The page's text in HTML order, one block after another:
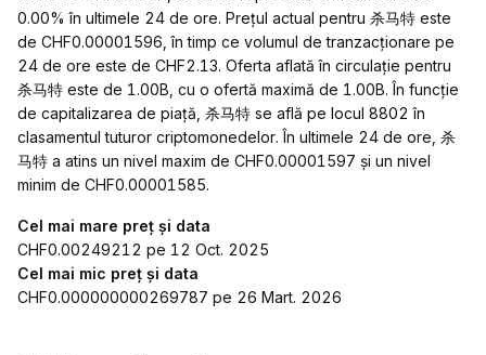
0.00% în ultimele 24 de ore. Prețul actual pentru 杀马特 este
de CHF0.00001596, în timp ce volumul de tranzacționare pe
24 de ore este de CHF2.13. Oferta aflată în circulație pentru
杀马特 este de 1.00B, cu o ofertă maximă de 1.00B. În funcție
de capitalizarea de piață, 杀马特 se află pe locul 8802 în
clasamentul tuturor criptomonedelor. În ultimele 24 de ore, 杀
马特 a atins un nivel maxim de CHF0.00001597 și un nivel
minim de CHF0.00001585.
Cel mai mare preț și data
CHF0.00249212 pe 12 Oct. 2025
Cel mai mic preț și data
CHF0.000000000269787 pe 26 Mart. 2026